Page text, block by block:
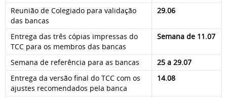
Reunião de Colegiado para validação
das bancas
29.06
Entrega das três cópias impressas do
TCC para os membros das bancas
Semana de 11.07
Semana de referência para as bancas
25 a 29.07
Entrega da versão final do TCC com os
ajustes recomendados pela banca
14.08